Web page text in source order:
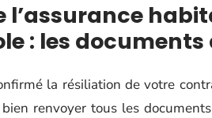
l’assurance
: les documents
la résiliation de votre
renvoyer tous les